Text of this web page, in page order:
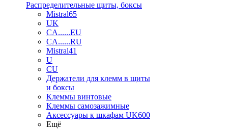
Распределительные щиты, боксы
Mistral65
UK
CA......EU
CA......RU
Mistral41
U
CU
Держатели для клемм в щиты
и боксы
Клеммы винтовые
Клеммы самозажимные
Аксессуары к шкафам UK600
Ещё